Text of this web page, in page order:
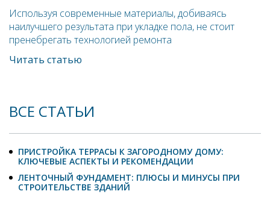
Используя современные материалы, добиваясь
наилучшего результата при укладке пола, не стоит
пренебрегать технологией ремонта
Читать статью
ВСЕ СТАТЬИ
ПРИСТРОЙКА ТЕРРАСЫ К ЗАГОРОДНОМУ ДОМУ:
КЛЮЧЕВЫЕ АСПЕКТЫ И РЕКОМЕНДАЦИИ
ЛЕНТОЧНЫЙ ФУНДАМЕНТ: ПЛЮСЫ И МИНУСЫ ПРИ
СТРОИТЕЛЬСТВЕ ЗДАНИЙ